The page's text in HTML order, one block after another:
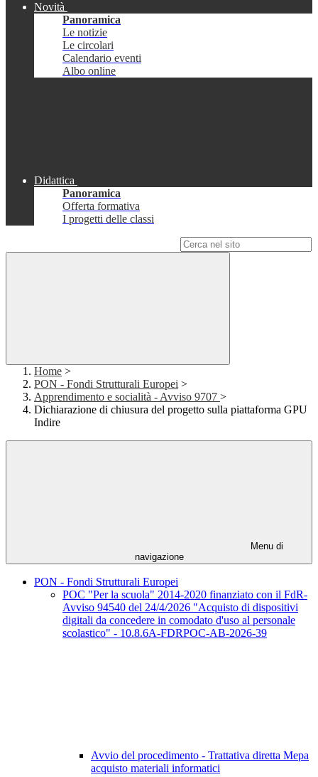
Novità
Panoramica
Le notizie
Le circolari
Calendario eventi
Albo online
Didattica
Panoramica
Offerta formativa
I progetti delle classi
Home >
PON - Fondi Strutturali Europei >
Apprendimento e socialità - Avviso 9707 >
Dichiarazione di chiusura del progetto sulla piattaforma GPU
Indire
Menu di
navigazione
PON - Fondi Strutturali Europei
POC "Per la scuola" 2014-2020 finanziato con il FdR-
Avviso 94540 del 24/4/2026 "Acquisto di dispositivi
digitali da concedere in comodato d'uso al personale
scolastico" - 10.8.6A-FDRPOC-AB-2026-39
Avvio del procedimento - Trattativa diretta Mepa
acquisto materiali informatici